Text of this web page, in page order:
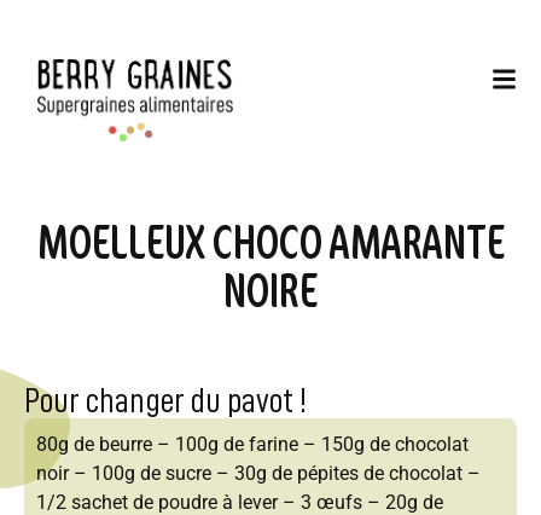
MOELLEUX CHOCO AMARANTE
NOIRE
Pour changer du pavot !
80g de beurre – 100g de farine – 150g de chocolat
noir – 100g de sucre – 30g de pépites de chocolat –
1/2 sachet de poudre à lever – 3 œufs – 20g de